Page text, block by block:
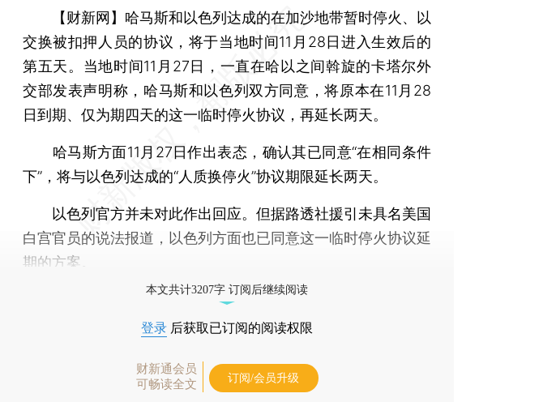
【财新网】 哈马斯和以色列达成的在加沙地带暂时停火、以
交换被扣押人员的协议，将于当地时间11月28日进入生效后的
第五天。当地时间11月27日，一直在哈以之间斡旋的卡塔尔外
交部发表声明称，哈马斯和以色列双方同意，将原本在11月28
日到期、仅为期四天的这一临时停火协议，再延长两天。
哈马斯方面11月27日作出表态，确认其已同意“在相同条件
下”，将与以色列达成的“人质换停火”协议期限延长两天。
以色列官方并未对此作出回应。但据路透社援引未具名美国
白宫官员的说法报道，以色列方面也已同意这一临时停火协议延
期的方案。
本文共计3207字 订阅后继续阅读
登录 后获取已订阅的阅读权限
财新通会员
可畅读全文
订阅/会员升级